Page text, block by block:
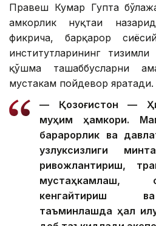
Правеш Кумар Гупта
ҳамкорлик нуқтаи
фикрича, барқарор
институтларининг
қўшма ташаббусларни
мустаҳкам пойдевор яратади.
— Қозоғистон —
муҳим ҳамкори.
барқарорлик ва
узлуксизлиги
ривожлантириш,
мустаҳкамлаш,
кенгайтириш
таъминлашда ҳал